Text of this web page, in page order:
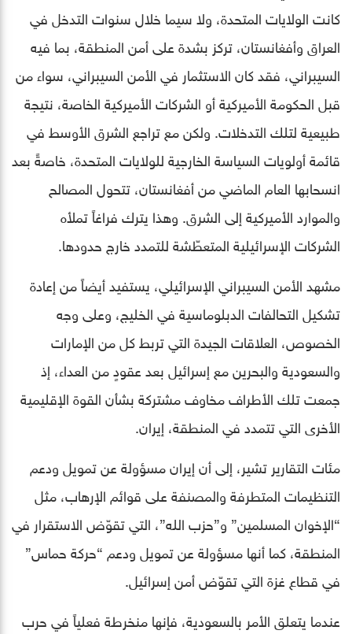
كانت الولايات المتحدة، ولا سيما خلال سنوات التدخل في
العراق وأفغانستان، تركز بشدة على أمن المنطقة، بما فيه
السيبراني، فقد كان الاستثمار في الأمن السيبراني، سواء من
قبل الحكومة الأميركية أو الشركات الأميركية الخاصة، نتيجة
طبيعية لتلك التدخلات. ولكن مع تراجع الشرق الأوسط في
قائمة أولويات السياسة الخارجية للولايات المتحدة، خاصةً بعد
انسحابها العام الماضي من أفغانستان، تتحول المصالح
والموارد الأميركية إلى الشرق. وهذا يترك فراغاً تملأه
الشركات الإسرائيلية المتعطّشة للتمدد خارج حدودها.
مشهد الأمن السيبراني الإسرائيلي، يستفيد أيضاً من إعادة
تشكيل التحالفات الدبلوماسية في الخليج، وعلى وجه
الخصوص، العلاقات الجيدة التي تربط كل من الإمارات
والسعودية والبحرين مع إسرائيل بعد عقودٍ من العداء، إذ
جمعت تلك الأطراف مخاوف مشتركة بشأن القوة الإقليمية
الأخرى التي تتمدد في المنطقة، إيران.
مئات التقارير تشير، إلى أن إيران مسؤولة عن تمويل ودعم
التنظيمات المتطرفة والمصنفة على قوائم الإرهاب، مثل
“الإخوان المسلمين” و”حزب الله”، التي تقوّض الاستقرار في
المنطقة، كما أنها مسؤولة عن تمويل ودعم “حركة حماس”
في قطاع غزة التي تقوّض أمن إسرائيل.
عندما يتعلق الأمر بالسعودية، فإنها منخرطة فعلياً في حرب